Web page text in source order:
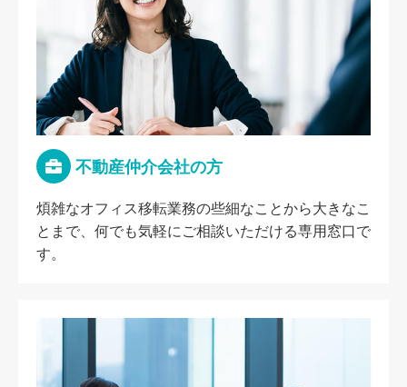
不動産仲介会社の方
煩雑なオフィス移転業務の些細なことから大きなこ
とまで、何でも気軽にご相談いただける専用窓口で
す。